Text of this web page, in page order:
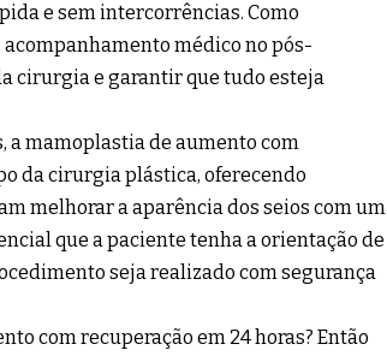
e sem intercorrências. Como
acompanhamento médico no pós-
cirurgia e garantir que tudo esteja
a mamoplastia de aumento com
da cirurgia plástica, oferecendo
melhorar a aparência dos seios com um
que a paciente tenha a orientação de
seja realizado com segurança
com recuperação em 24 horas? Então